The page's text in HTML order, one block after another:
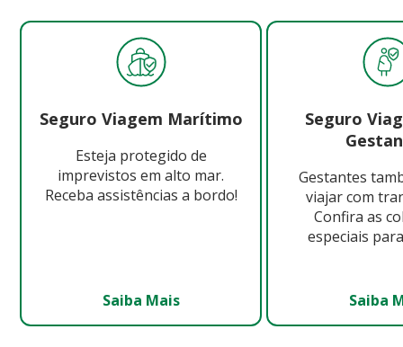
Seguro Viagem Marítimo
Esteja protegido de
imprevistos em alto mar.
Receba assistências a bordo!
Saiba Mais
Seguro
Gestantes
viajar com
Confira as
especiais
Saiba